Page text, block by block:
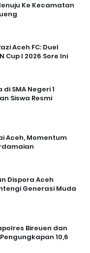
Ke Kecamatan
Aceh FC: Duel
Cup I 2026 Sore Ini
SMA Negeri 1
Siswa Resmi
Aceh, Momentum
Dispora Aceh
Generasi Muda
Bireuen dan
10,6